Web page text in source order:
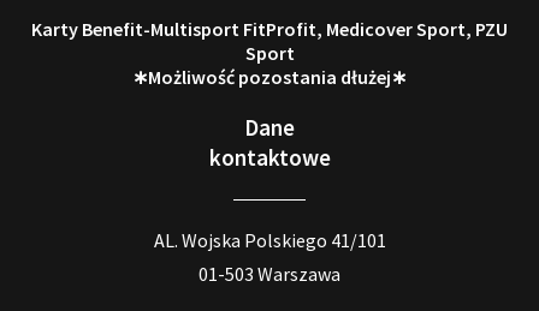
Karty Benefit-Multisport FitProfit, Medicover Sport, PZU
Sport
∗Możliwość pozostania dłużej∗
Dane
kontaktowe
AL. Wojska Polskiego 41/101
01-503 Warszawa